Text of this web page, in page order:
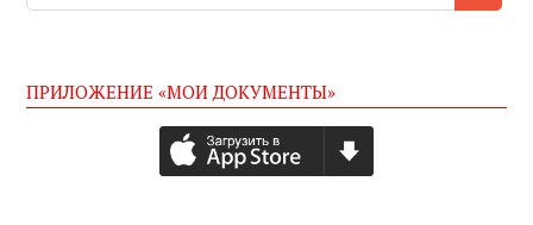
ПРИЛОЖЕНИЕ «МОИ ДОКУМЕНТЫ»